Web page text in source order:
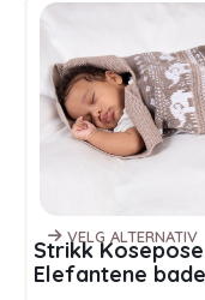
VELG ALTERNATIV
Strikk Kosepose
Elefantene